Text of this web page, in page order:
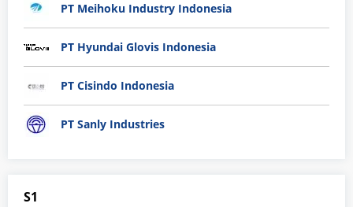
PT Meihoku Industry Indonesia
PT Hyundai Glovis Indonesia
PT Cisindo Indonesia
PT Sanly Industries
S1